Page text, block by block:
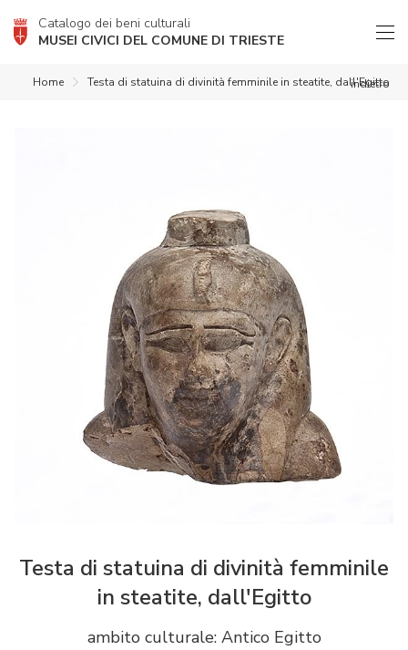
Catalogo dei beni culturali
MUSEI CIVICI DEL COMUNE DI TRIESTE
indietro
Home Testa di statuina di divinità femminile in steatite, dall'Egitto
Testa di statuina di divinità femminile
in steatite, dall'Egitto
ambito culturale: Antico Egitto